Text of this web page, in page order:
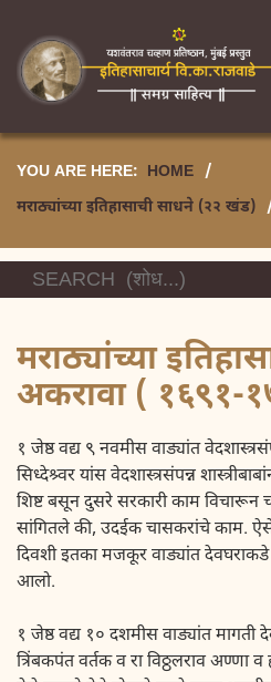
YOU ARE HERE: HOME /
मराठ्यांच्या इतिहासाची साधने (२२ खंड)
मराठ्यांच्या
अकरावा ( १६९१-
१ जेष्ठ वद्य ९ नवमीस वाड्यांत
सिध्देश्र्वर यांस वेदशास्त्रसंपन्न
शिष्ट बसून दुसरे सरकारी काम विचारून
सांगितले की, उदईक चासकरांचे काम.
दिवशी इतका मजकूर वाड्यांत
आलो.
१ जेष्ठ वद्य १० दशमीस वाड्यांत मागती
त्रिंबकपंत वर्तक व रा विठ्ठलराव अण्णा